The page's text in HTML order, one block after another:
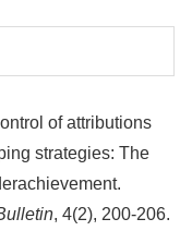
of attributions
strategies: The
, 4(2), 200-206.